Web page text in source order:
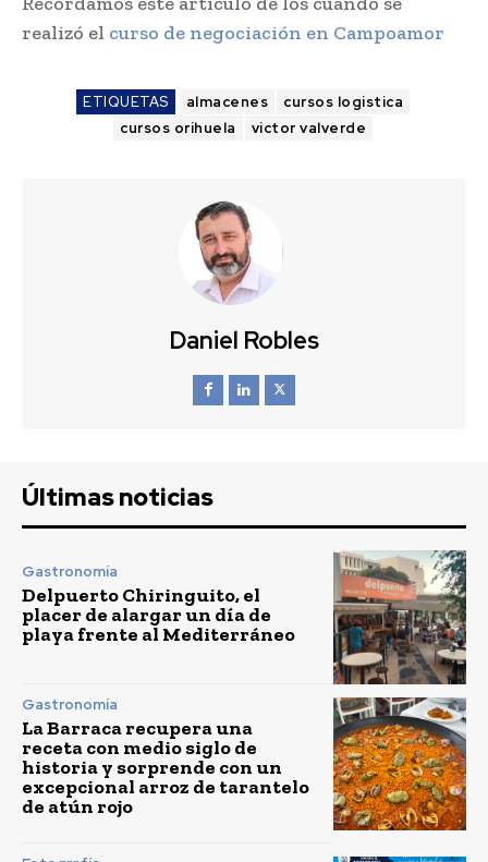
realizó el curso de negociación en Campoamor
ETIQUETAS almacenes
cursos logistica
cursos orihuela
victor valverde
Daniel Robles
Últimas noticias
Gastronomía
Delpuerto Chiringuito, el
placer de alargar un día de
playa frente al Mediterráneo
Gastronomía
La Barraca recupera una
receta con medio siglo de
historia y sorprende con un
excepcional arroz de tarantelo
de atún rojo